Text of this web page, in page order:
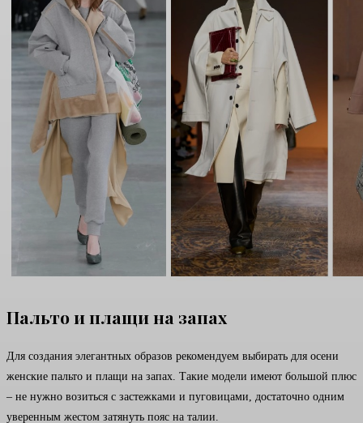
Пальто и плащи на запах
Для создания элегантных образов рекомендуем выбирать для осени
женские пальто и плащи на запах. Такие модели имеют большой плюс
– не нужно возиться с застежками и пуговицами, достаточно одним
уверенным жестом затянуть пояс на талии.